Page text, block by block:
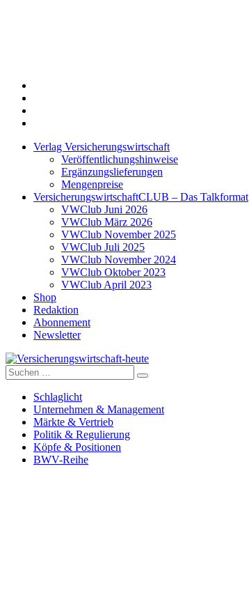
Verlag Versicherungswirtschaft
Veröffentlichungshinweise
Ergänzungslieferungen
Mengenpreise
VersicherungswirtschaftCLUB – Das Talkformat
VWClub Juni 2026
VWClub März 2026
VWClub November 2025
VWClub Juli 2025
VWClub November 2024
VWClub Oktober 2023
VWClub April 2023
Shop
Redaktion
Abonnement
Newsletter
Versicherungswirtschaft-heute
Suche
nach:
Schlaglicht
Unternehmen & Management
Märkte & Vertrieb
Politik & Regulierung
Köpfe & Positionen
BWV-Reihe